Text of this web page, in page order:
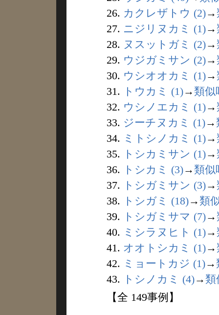
26. カクレザトウ (2)→
27. ニジリヌカミ (1)→
28. ヌスットガミ (2)→
29. ウジガミサン (2)→
30. ウシオオカミ (1)→
31.
トウカミ (1)→ 類似
32. ウシノエカミ (1)→
33. ジーチヌカミ (1)→
34. ミトシノカミ (1)→
35.
トシカミサン (1)→
36.
トシカミ (3)→ 類似
37.
トシガミサン (3)→
38.
トシガミ (18)→ 類
39.
トシガミサマ (7)→
40. ミシラヌヒト (1)→
41. オオトシカミ (1)→
42. ミョートカジ (1)→
43.
トシノカミ (4)→ 類
【全 149事例】